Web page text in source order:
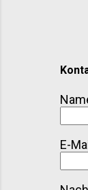
E-